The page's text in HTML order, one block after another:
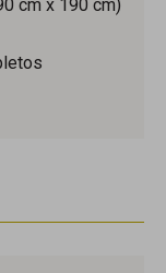
cm x 190 cm)